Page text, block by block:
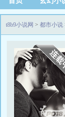
t8b9小说网 > 都市小说